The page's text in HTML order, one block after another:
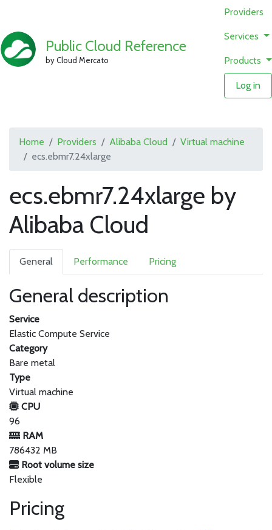
Public Cloud Reference
by Cloud Mercato
Providers
Services
Products
Log in
Home Providers Alibaba Cloud
Virtual machine
ecs.ebmr7.24xlarge
ecs.ebmr7.24xlarge by
Alibaba Cloud
General Performance Pricing
General description
Service
Elastic Compute Service
Category
Bare metal
Type
Virtual machine
CPU
96
RAM
786432 MB
Root volume size
Flexible
Pricing